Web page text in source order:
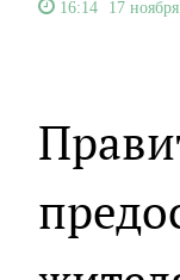
16:14 17